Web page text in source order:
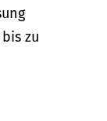
zu